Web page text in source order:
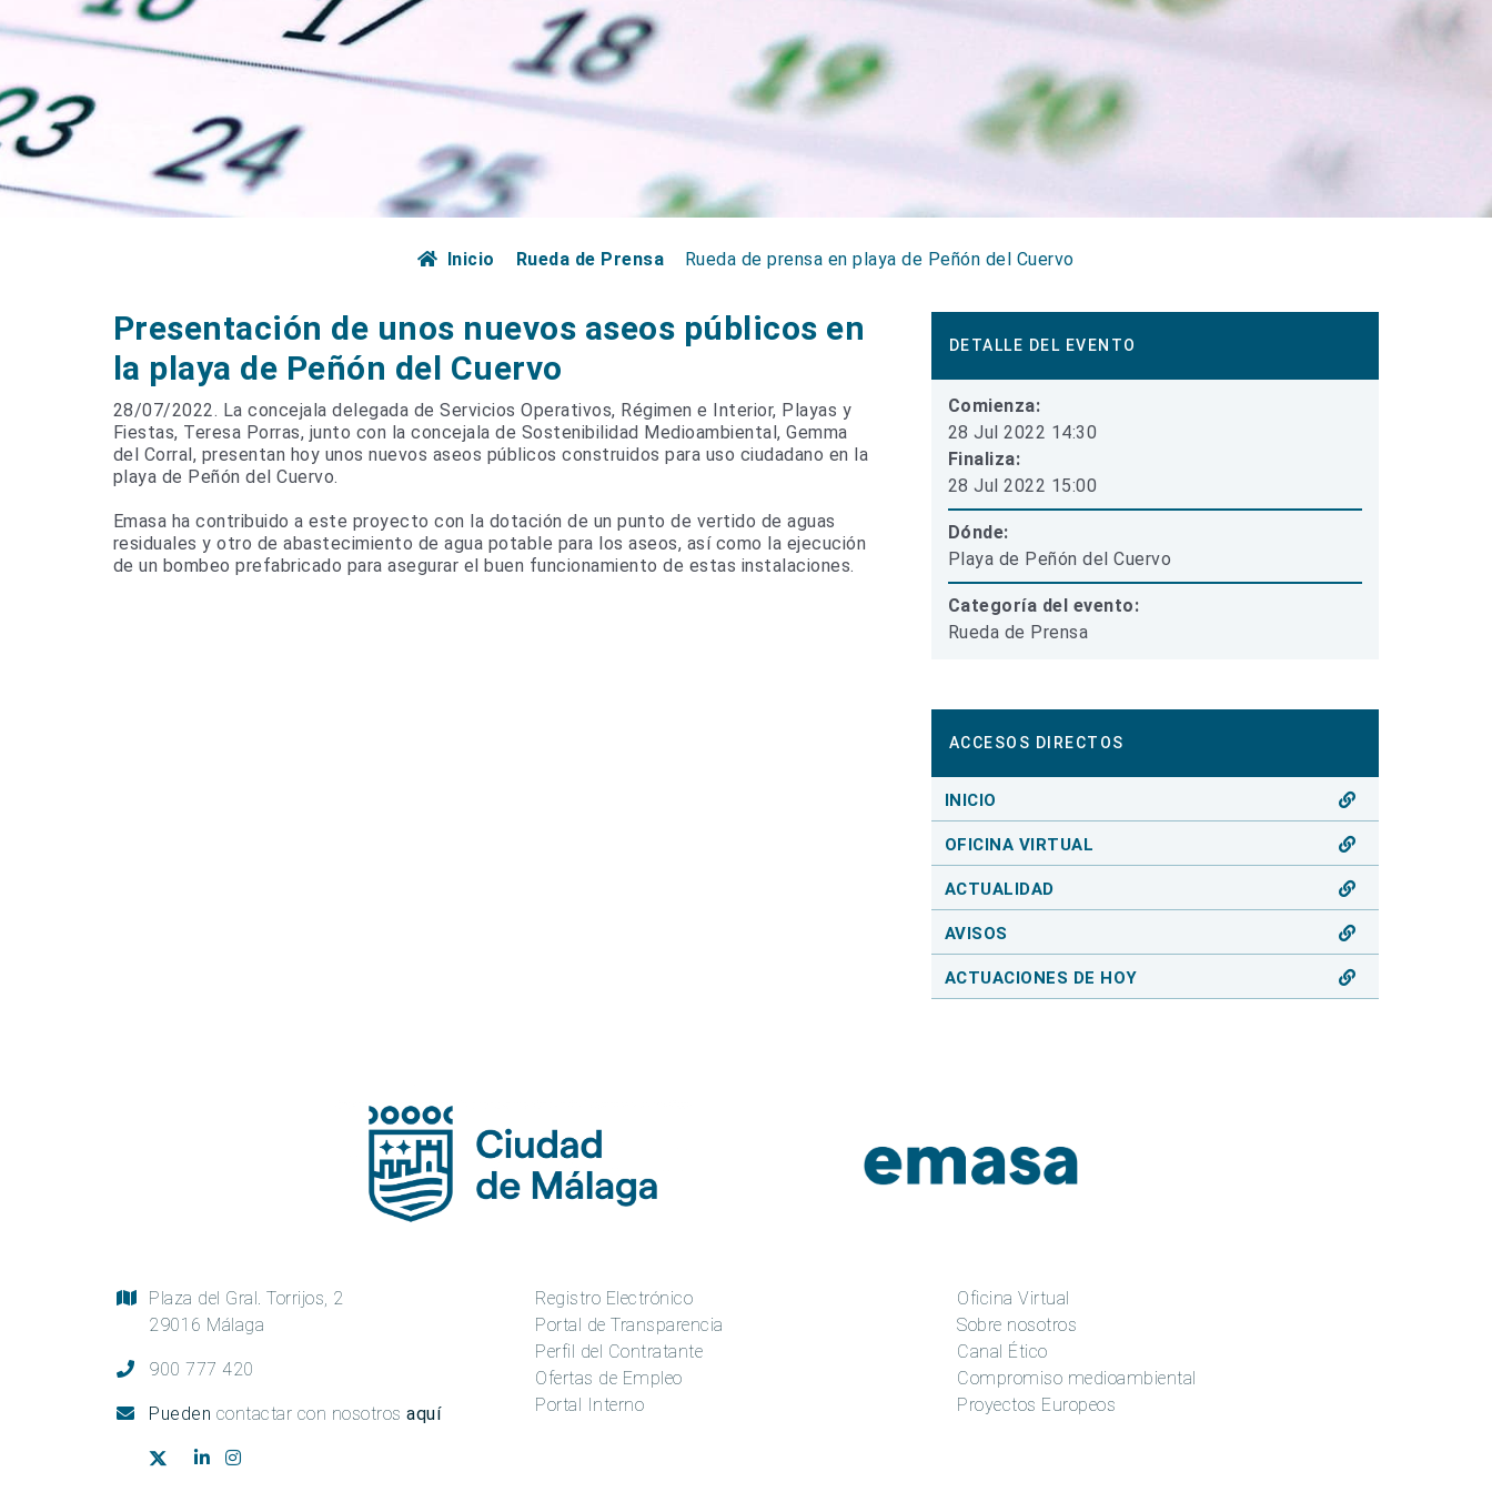
Inicio Rueda de Prensa Rueda de prensa en playa de Peñón del Cuervo
Presentación de unos nuevos aseos públicos en
la playa de Peñón del Cuervo
28/07/2022. La concejala delegada de Servicios Operativos, Régimen e Interior, Playas y
Fiestas, Teresa Porras, junto con la concejala de Sostenibilidad Medioambiental, Gemma
del Corral, presentan hoy unos nuevos aseos públicos construidos para uso ciudadano en la
playa de Peñón del Cuervo.
Emasa ha contribuido a este proyecto con la dotación de un punto de vertido de aguas
residuales y otro de abastecimiento de agua potable para los aseos, así como la ejecución
de un bombeo prefabricado para asegurar el buen funcionamiento de estas instalaciones.
DETALLE DEL EVENTO
Comienza:
28 Jul 2022 14:30
Finaliza:
28 Jul 2022 15:00
Dónde:
Playa de Peñón del Cuervo
Categoría del evento:
Rueda de Prensa
ACCESOS DIRECTOS
INICIO
OFICINA VIRTUAL
ACTUALIDAD
AVISOS
ACTUACIONES DE HOY
Plaza del Gral. Torrijos, 2
29016 Málaga
900 777 420
Pueden contactar con nosotros aquí
Registro Electrónico
Portal de Transparencia
Perfil del Contratante
Ofertas de Empleo
Portal Interno
Oficina Virtual
Sobre nosotros
Canal Ético
Compromiso medioambiental
Proyectos Europeos